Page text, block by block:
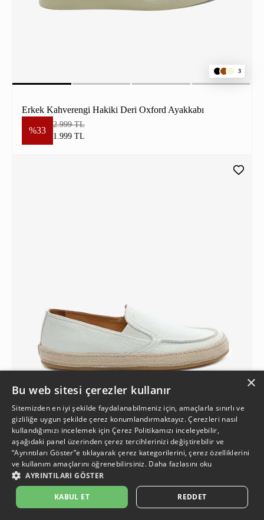
3
Erkek Kahverengi Hakiki Deri Oxford Ayakkabı
%33
2.999 TL
1.999 TL
Erkek Kum Hakiki Deri Loafer Ayakkabı
2.999 TL
2.299 TL
×
Bu web sitesi çerezler kullanır
Sitemizden en iyi şekilde faydalanabilmeniz için, amaçlarla sınırlı ve
gizliliğe uygun şekilde çerez konumlandırmaktayız. Çerezleri nasıl
kullandığımızı incelemek içinÇerez Politikamızı inceleyebilir,
aşağıdaki panel üzerinden çerez tercihlerinizi değiştirebilir ve
“Ayrıntıları Göster”e tıklayarak çerez kategorilerini, çerez özelliklerini
ve kullanım amaçlarını öğrenebilirsiniz. Daha fazlasını oku
AYRINTILARI GÖSTER
KABUL ET REDDET